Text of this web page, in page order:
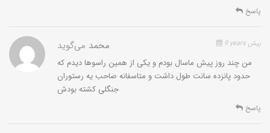
پاسخ
محمد می‌گوید 9 years پیش
من چند روز پیش ماسال بودم و یکی از همین راسوها دیدم که
حدود پانزده سانت طول داشت و متاسفانه صاحب یه رستوران
جنگلی کشته بودش
پاسخ